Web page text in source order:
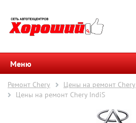
Меню
Ремонт Chery
Цены на ремонт Chery
Цены на ремонт Chery IndiS